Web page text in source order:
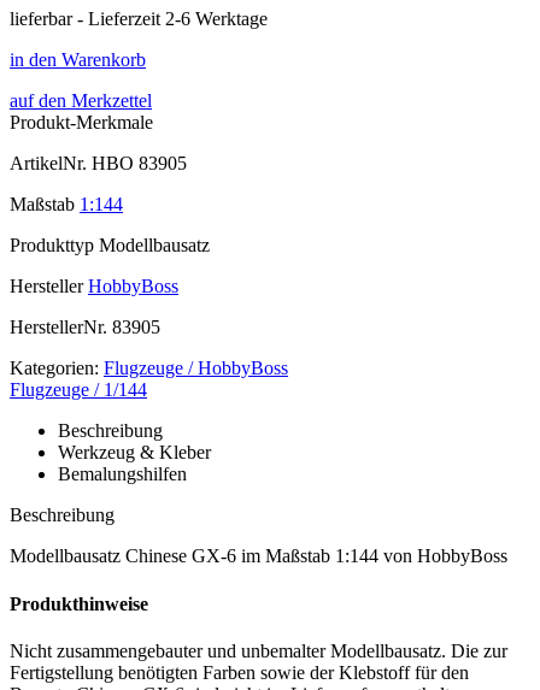
lieferbar - Lieferzeit 2-6 Werktage
in den Warenkorb
auf den Merkzettel
Produkt-Merkmale
ArtikelNr. HBO 83905
Maßstab 1:144
Produkttyp Modellbausatz
Hersteller HobbyBoss
HerstellerNr. 83905
Kategorien: Flugzeuge / HobbyBoss
Flugzeuge / 1/144
Beschreibung
Werkzeug & Kleber
Bemalungshilfen
Beschreibung
Modellbausatz Chinese GX-6 im Maßstab 1:144 von HobbyBoss
Produkthinweise
Nicht zusammengebauter und unbemalter Modellbausatz. Die zur
Fertigstellung benötigten Farben sowie der Klebstoff für den